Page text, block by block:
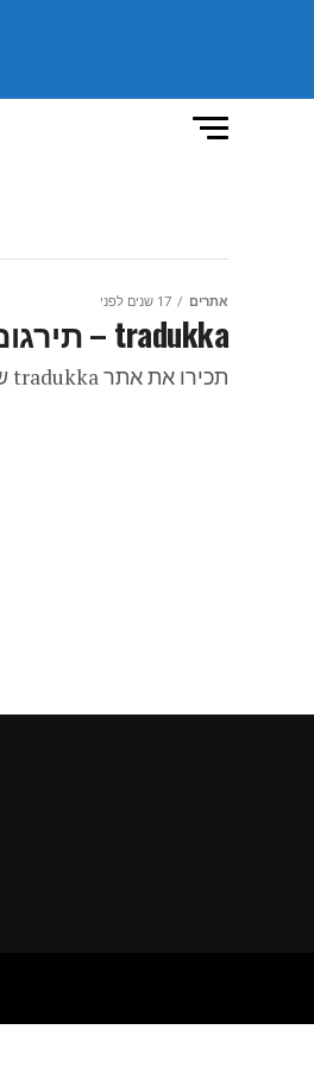
אתרים 17 שנים לפני
tradukka – תירגום בזמן אמת
תכירו את אתר tradukka שיתרגם בזמן אמת, כל שפה שתרצו גם אם אתם לא יודעים איזו שפה זו